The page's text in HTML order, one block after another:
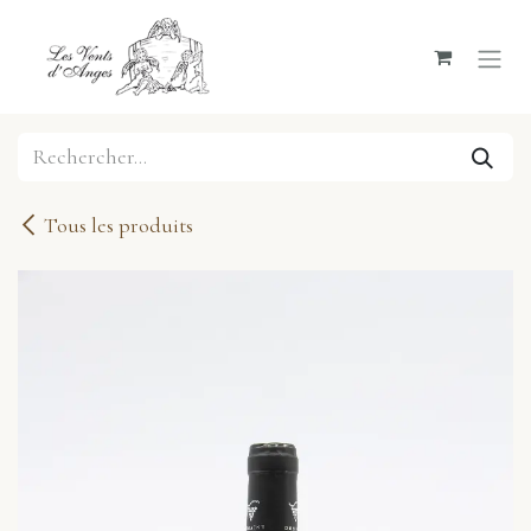
Se rendre au contenu
Tous les produits